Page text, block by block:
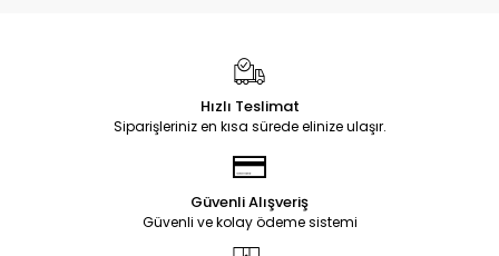
Hızlı Teslimat
Siparişleriniz en kısa sürede elinize ulaşır.
Güvenli Alışveriş
Güvenli ve kolay ödeme sistemi